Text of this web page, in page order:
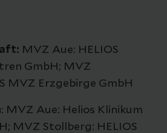
MVZ Aue: HELIOS
GmbH; MVZ
MVZ Erzgebirge GmbH
: MVZ Aue: Helios Klinikum
MVZ Stollberg: HELIOS